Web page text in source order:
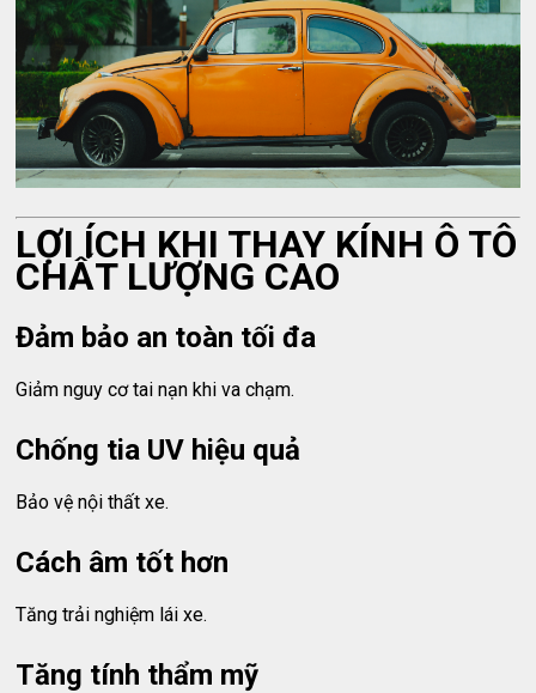
LỢI ÍCH KHI THAY KÍNH Ô TÔ
CHẤT LƯỢNG CAO
Đảm bảo an toàn tối đa
Giảm nguy cơ tai nạn khi va chạm.
Chống tia UV hiệu quả
Bảo vệ nội thất xe.
Cách âm tốt hơn
Tăng trải nghiệm lái xe.
Tăng tính thẩm mỹ